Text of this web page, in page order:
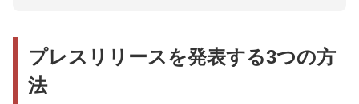
ポイント5．発表後のフォローアップも丁寧に行う
STEP4．プレスリリースの原稿作成・管理画面から
プレスリリースを発表する3つの方
法